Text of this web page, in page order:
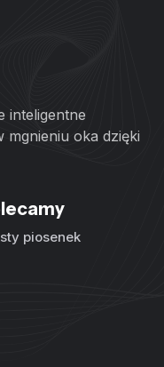
inteligentne
mgnieniu oka dzięki
piosenek